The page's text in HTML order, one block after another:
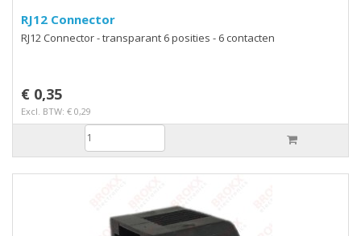
RJ12 Connector
RJ12 Connector - transparant 6 posities - 6 contacten
€ 0,35
Excl. BTW: € 0,29